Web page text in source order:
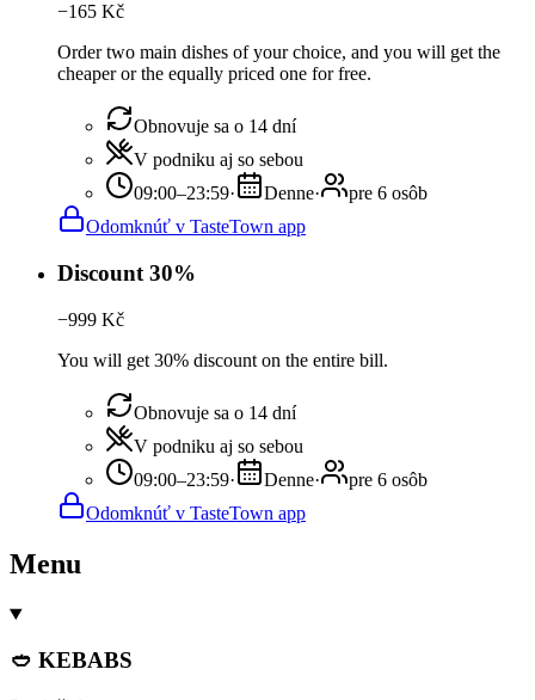
−165 Kč
Order two main dishes of your choice, and you will get the
cheaper or the equally priced one for free.
Obnovuje sa o 14 dní
V podniku aj so sebou
09:00–23:59· Denne·
pre 6 osôb
Odomknúť v TasteTown app
Discount 30%
−999 Kč
You will get 30% discount on the entire bill.
Obnovuje sa o 14 dní
V podniku aj so sebou
09:00–23:59· Denne·
pre 6 osôb
Odomknúť v TasteTown app
Menu
🥙 KEBABS